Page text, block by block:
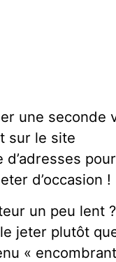
une seconde
sur le site
d’occasion !
un peu lent
jeter plutôt
«